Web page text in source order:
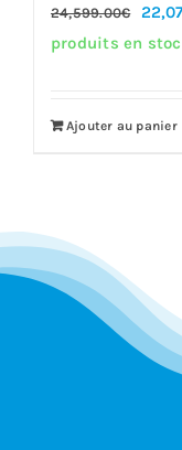
24,599.00€
Le
prix
produits en
Ajouter au panier